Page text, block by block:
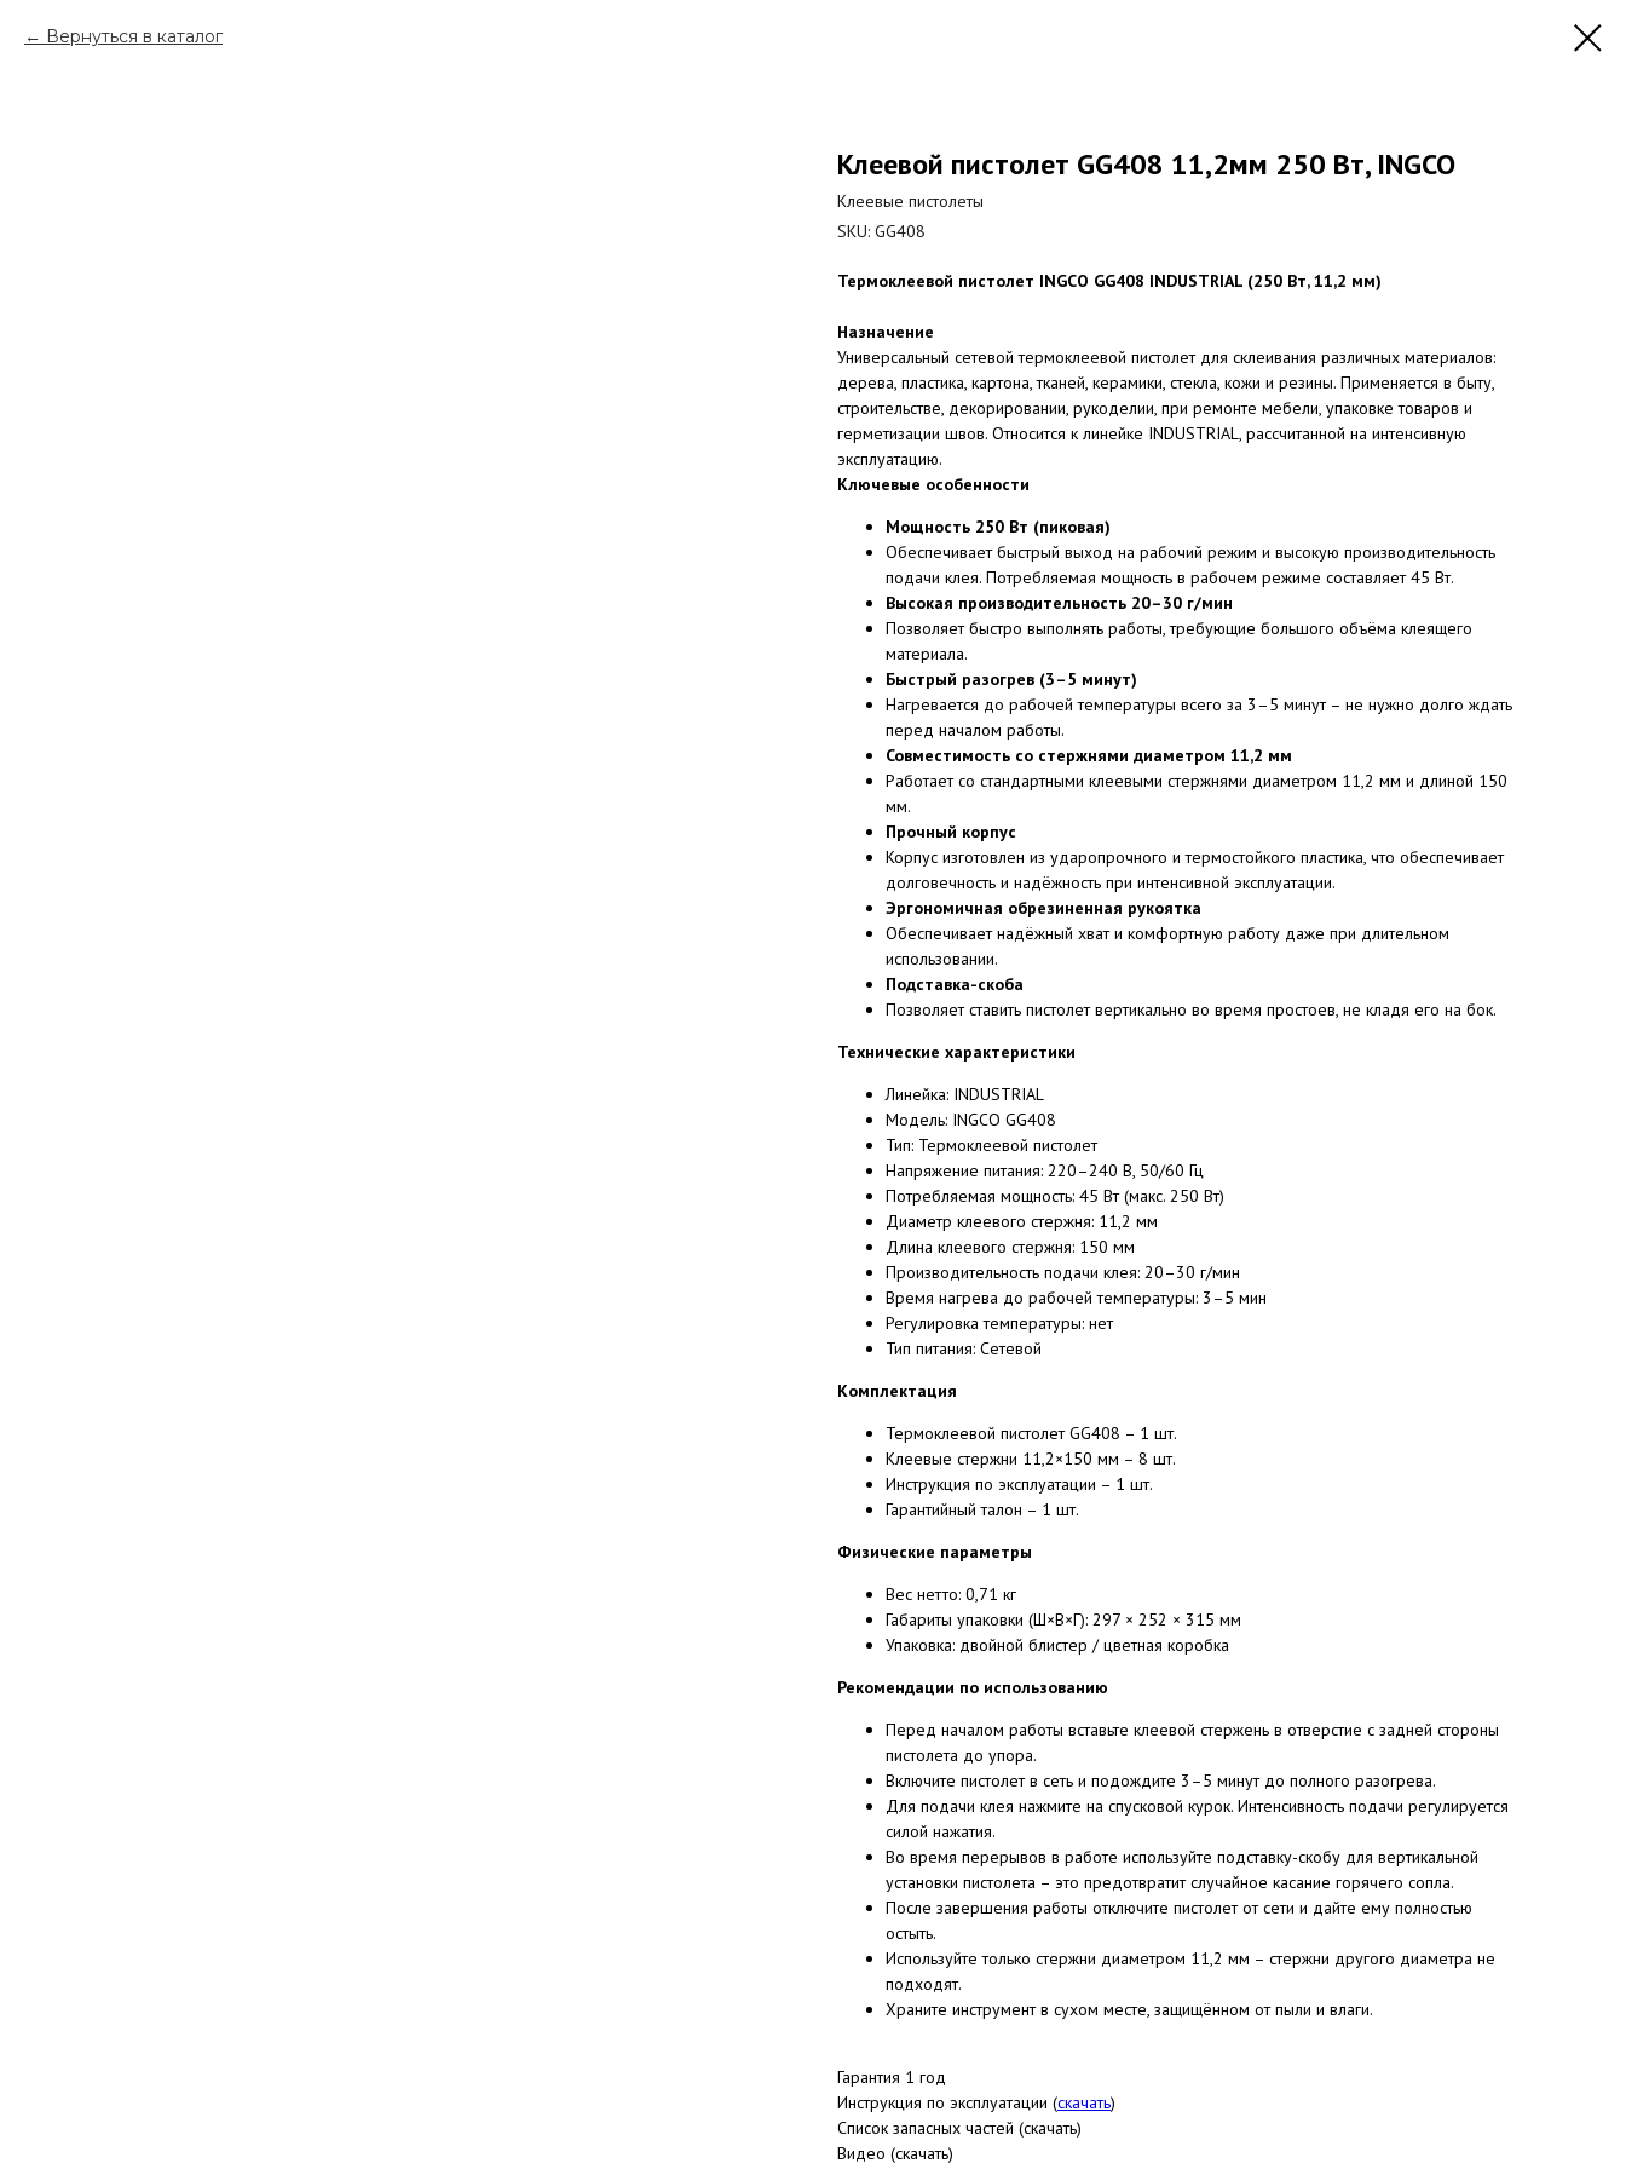
Вернуться в каталог
Клеевой пистолет GG408 11,2мм 250 Вт, INGCO
Клеевые пистолеты
SKU: GG408
Термоклеевой пистолет INGCO GG408 INDUSTRIAL (250 Вт, 11,2 мм)
Назначение
Универсальный сетевой термоклеевой пистолет для склеивания различных материалов:
дерева, пластика, картона, тканей, керамики, стекла, кожи и резины. Применяется в быту,
строительстве, декорировании, рукоделии, при ремонте мебели, упаковке товаров и
герметизации швов. Относится к линейке INDUSTRIAL, рассчитанной на интенсивную
эксплуатацию.
Ключевые особенности
Мощность 250 Вт (пиковая)
Обеспечивает быстрый выход на рабочий режим и высокую производительность
подачи клея. Потребляемая мощность в рабочем режиме составляет 45 Вт.
Высокая производительность 20–30 г/мин
Позволяет быстро выполнять работы, требующие большого объёма клеящего
материала.
Быстрый разогрев (3–5 минут)
Нагревается до рабочей температуры всего за 3–5 минут – не нужно долго ждать
перед началом работы.
Совместимость со стержнями диаметром 11,2 мм
Работает со стандартными клеевыми стержнями диаметром 11,2 мм и длиной 150
мм.
Прочный корпус
Корпус изготовлен из ударопрочного и термостойкого пластика, что обеспечивает
долговечность и надёжность при интенсивной эксплуатации.
Эргономичная обрезиненная рукоятка
Обеспечивает надёжный хват и комфортную работу даже при длительном
использовании.
Подставка-скоба
Позволяет ставить пистолет вертикально во время простоев, не кладя его на бок.
Технические характеристики
Линейка: INDUSTRIAL
Модель: INGCO GG408
Тип: Термоклеевой пистолет
Напряжение питания: 220–240 В, 50/60 Гц
Потребляемая мощность: 45 Вт (макс. 250 Вт)
Диаметр клеевого стержня: 11,2 мм
Длина клеевого стержня: 150 мм
Производительность подачи клея: 20–30 г/мин
Время нагрева до рабочей температуры: 3–5 мин
Регулировка температуры: нет
Тип питания: Сетевой
Комплектация
Термоклеевой пистолет GG408 – 1 шт.
Клеевые стержни 11,2×150 мм – 8 шт.
Инструкция по эксплуатации – 1 шт.
Гарантийный талон – 1 шт.
Физические параметры
Вес нетто: 0,71 кг
Габариты упаковки (Ш×В×Г): 297 × 252 × 315 мм
Упаковка: двойной блистер / цветная коробка
Рекомендации по использованию
Перед началом работы вставьте клеевой стержень в отверстие с задней стороны
пистолета до упора.
Включите пистолет в сеть и подождите 3–5 минут до полного разогрева.
Для подачи клея нажмите на спусковой курок. Интенсивность подачи регулируется
силой нажатия.
Во время перерывов в работе используйте подставку-скобу для вертикальной
установки пистолета – это предотвратит случайное касание горячего сопла.
После завершения работы отключите пистолет от сети и дайте ему полностью
остыть.
Используйте только стержни диаметром 11,2 мм – стержни другого диаметра не
подходят.
Храните инструмент в сухом месте, защищённом от пыли и влаги.
Гарантия 1 год
Инструкция по эксплуатации (скачать)
Список запасных частей (скачать)
Видео (скачать)